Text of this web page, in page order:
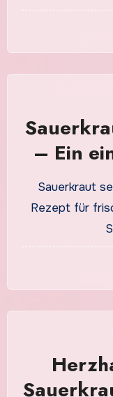
– Ein
Sauerkraut
Rezept für